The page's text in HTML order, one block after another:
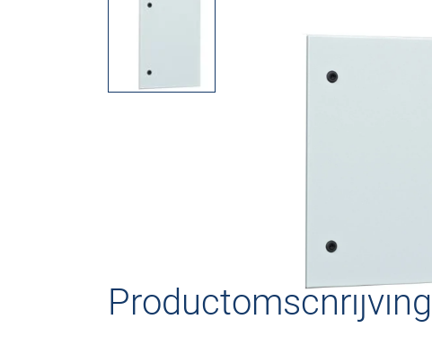
Productomschrijving